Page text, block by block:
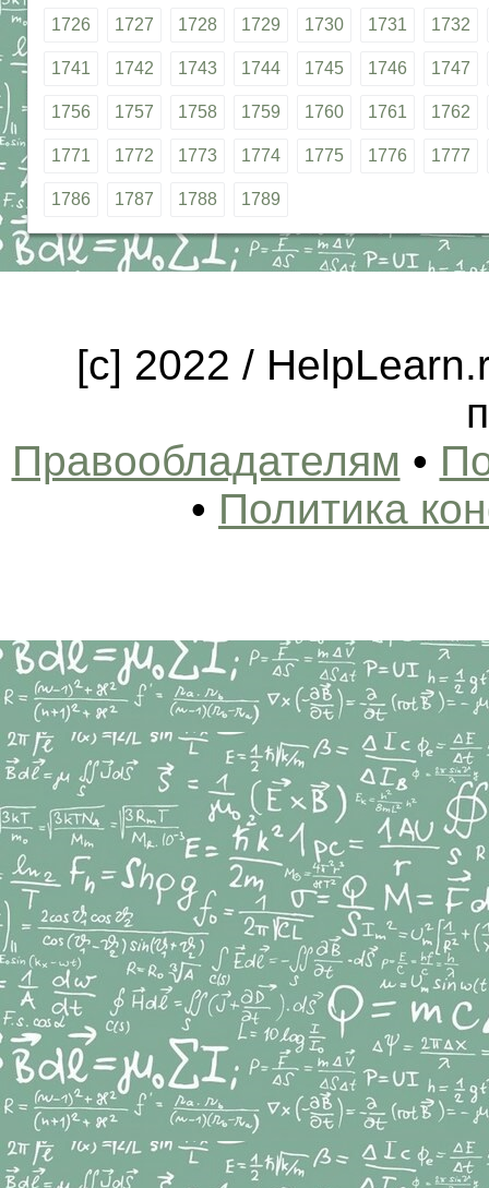
1726 1727 1728 1729 1730 1731 1732
1741 1742 1743 1744 1745 1746 1747
1756 1757 1758 1759 1760 1761 1762
1771 1772 1773 1774 1775 1776 1777
1786 1787 1788 1789
[c] 2022 /
Правообладателям •
• Политика